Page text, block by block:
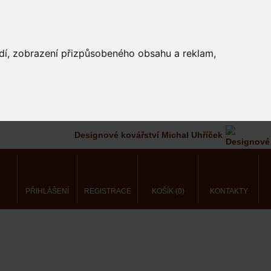
zobrazení přizpůsobeného obsahu a reklam,
Designové kovářství Michal Uhříček
PŘIHLÁŠENÍ REGISTRACE KOŠÍK (0) KONTAKTY